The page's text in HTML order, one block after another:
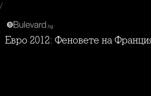
/
Евро 2012: Феновете на